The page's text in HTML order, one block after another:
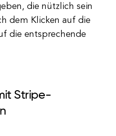
die nützlich sein
dem Klicken auf die
die entsprechende
Stripe-